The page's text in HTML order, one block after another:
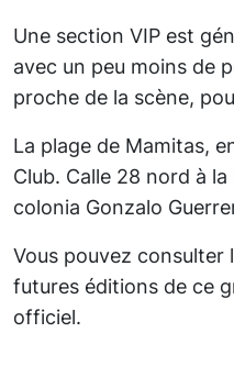
Une section VIP est
avec un peu moins de
proche de la scène,
La plage de Mamitas,
Club. Calle 28 nord à
colonia Gonzalo
Vous pouvez consulter
futures éditions de ce
officiel.